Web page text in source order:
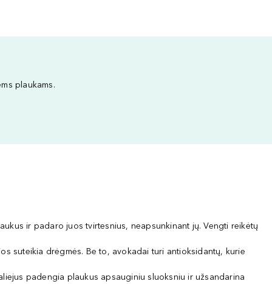
plaukams.
ir padaro juos tvirtesnius, neapsunkinant jų. Vengti reikėtų
suteikia drėgmės. Be to, avokadai turi antioksidantų, kurie
padengia plaukus apsauginiu sluoksniu ir užsandarina